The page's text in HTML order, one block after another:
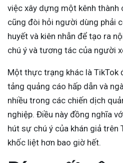
việc xây dựng một kênh thành
cũng đòi hỏi người dùng phải
huyết và kiên nhẫn để tạo ra
chú ý và tương tác của người
Một thực trạng khác là TikTok
tảng quảng cáo hấp dẫn và
nhiều trong các chiến dịch
nghiệp. Điều này đồng nghĩa
hút sự chú ý của khán giả trên
khốc liệt hơn bao giờ hết.